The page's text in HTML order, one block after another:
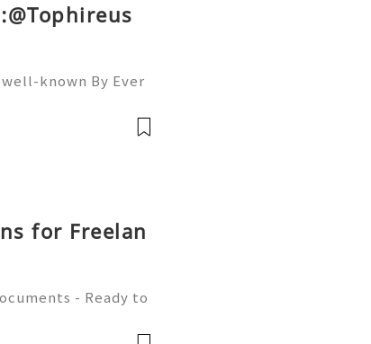
known By Ever
Comments, And S
for Freelan
- Ready to
📧 Email: